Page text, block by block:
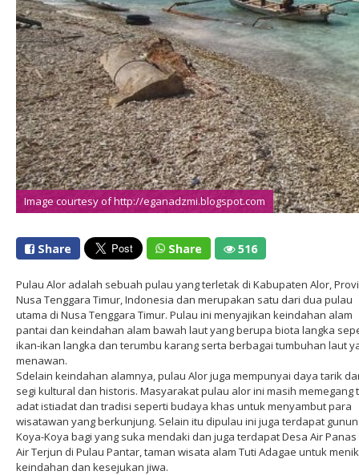
Image courtesy of http://eganadzmi.blogspot.com
Share Share 516
Pulau Alor adalah sebuah pulau yang terletak di Kabupaten Alor,
Nusa Tenggara Timur, Indonesia dan merupakan satu dari dua pulau
utama di Nusa Tenggara Timur. Pulau ini menyajikan keindahan alam
pantai dan keindahan alam bawah laut yang berupa biota langka
ikan-ikan langka dan terumbu karang serta berbagai tumbuhan laut
menawan.
Sdelain keindahan alamnya, pulau Alor juga mempunyai daya tarik
segi kultural dan historis. Masyarakat pulau alor ini masih memegang
adat istiadat dan tradisi seperti budaya khas untuk menyambut para
wisatawan yang berkunjung. Selain itu dipulau ini juga terdapat
Koya-Koya bagi yang suka mendaki dan juga terdapat Desa Air
Air Terjun di Pulau Pantar, taman wisata alam Tuti Adagae untuk
keindahan dan kesejukan jiwa.